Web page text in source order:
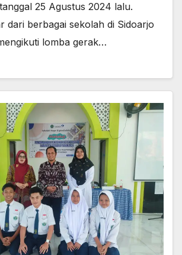
25 Agustus 2024 lalu.
dari berbagai sekolah di Sidoarjo
lomba gerak…